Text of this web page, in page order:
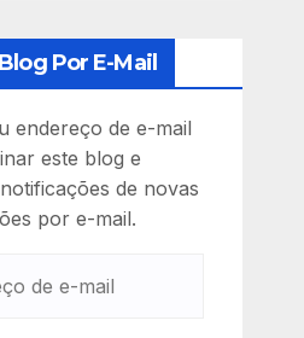
Por E-Mail
endereço de e-mail
este blog e
de novas
por e-mail.